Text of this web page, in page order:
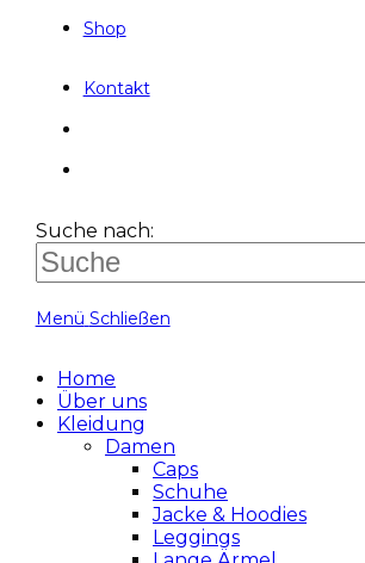
Shop
Kontakt
Suche nach:
Menü Schließen
Home
Über uns
Kleidung
Damen
Caps
Schuhe
Jacke & Hoodies
Leggings